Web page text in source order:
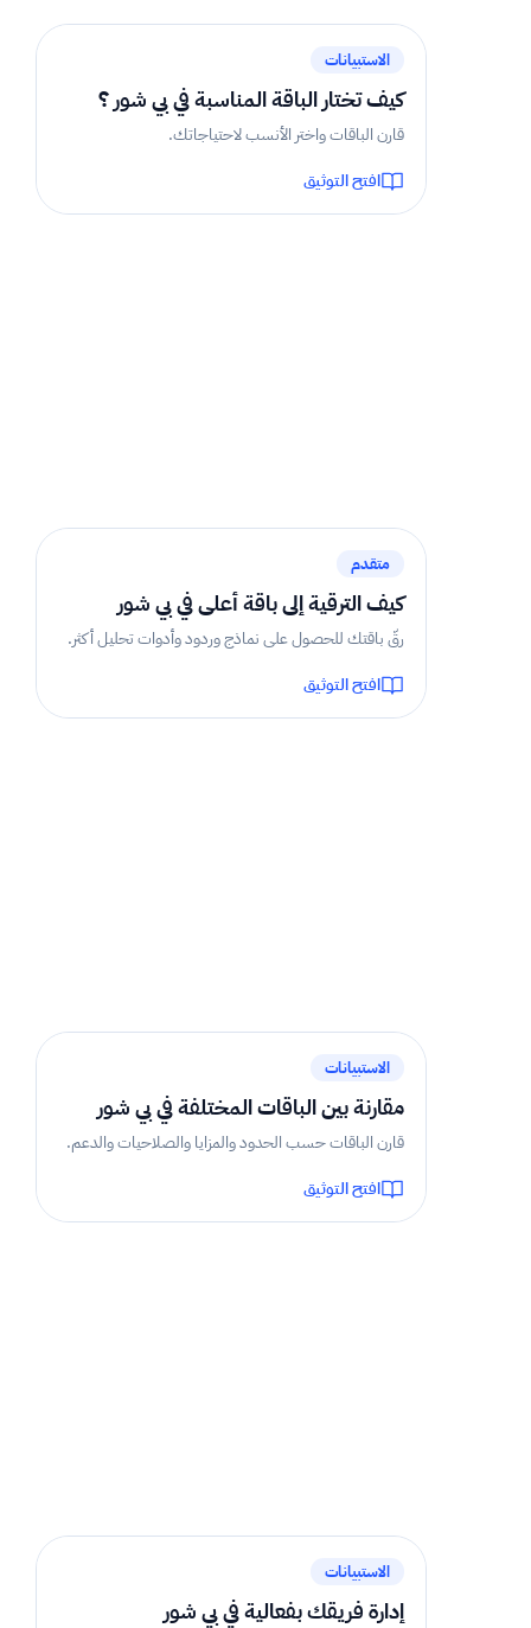
الاستبيانات
كيف تختار الباقة المناسبة في بي شور ؟
قارن الباقات واختر الأنسب لاحتياجاتك.
افتح التوثيق
متقدم
كيف الترقية إلى باقة أعلى في بي شور
رقّ باقتك للحصول على نماذج وردود وأدوات تحليل أكثر.
افتح التوثيق
الاستبيانات
مقارنة بين الباقات المختلفة في بي شور
قارن الباقات حسب الحدود والمزايا والصلاحيات والدعم.
افتح التوثيق
الاستبيانات
إدارة فريقك بفعالية في بي شور